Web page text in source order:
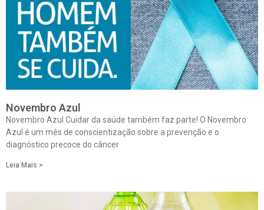
Novembro Azul
Novembro Azul Cuidar da saúde também faz parte! O Novembro
Azul é um mês de conscientização sobre a prevenção e o
diagnóstico precoce do câncer
Leia Mais >